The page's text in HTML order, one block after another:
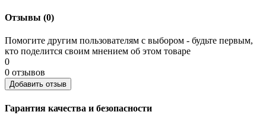
Отзывы (0)
Помогите другим пользователям с выбором - будьте первым,
кто поделится своим мнением об этом товаре
0
0 отзывов
Добавить отзыв
Гарантия качества и безопасности